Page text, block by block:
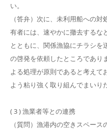
い。
（答弁）次に、未利用船への
有者には、速やかに撤去するな
とともに、関係漁協にチラシ
の啓発を依頼したところであり
よる処理が原則であると考えて
よう粘り強く取り組んでまいり
( 3 ) 漁業者等との連携
（質問）漁港内の空きスペー